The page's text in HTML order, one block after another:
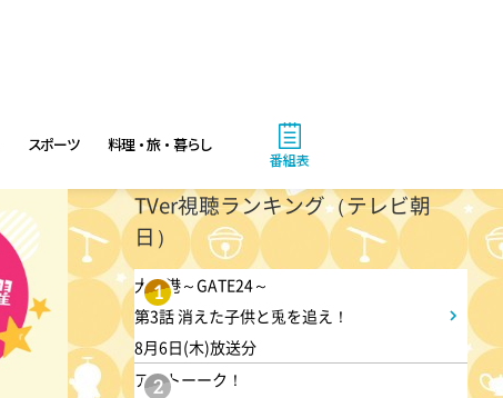
スポーツ 料理・旅・暮らし
番組表
TVer視聴ランキング（テレビ朝
日）
1
大空港～GATE24～
第3話 消えた子供と兎を追え！
8月6日(木)放送分
2
アメトーーク！
相棒16 #11
午後 4:48
スーパーJチャンネル 井澤健
太朗と森山みなみが<ニュース
よる 6:50